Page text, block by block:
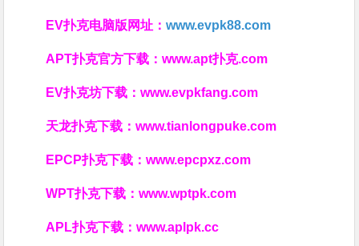
EV扑克电脑版网址：www.evpk88.com
APT扑克官方下载：www.apt扑克.com
EV扑克坊下载：www.evpkfang.com
天龙扑克下载：www.tianlongpuke.com
EPCP扑克下载：www.epcpxz.com
WPT扑克下载：www.wptpk.com
APL扑克下载：www.aplpk.cc